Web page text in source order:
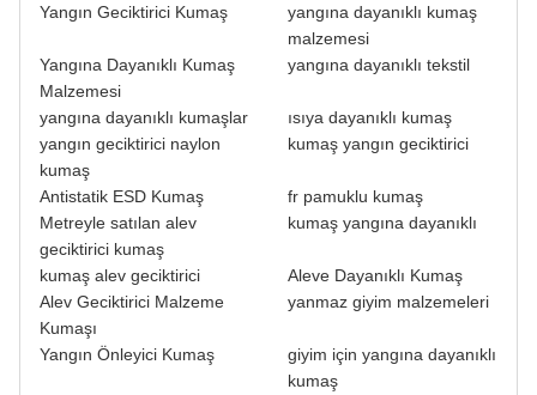
Yangın Geciktirici Kumaş
yangına dayanıklı kumaş
malzemesi
Yangına Dayanıklı Kumaş
Malzemesi
yangına dayanıklı tekstil
yangına dayanıklı kumaşlar
ısıya dayanıklı kumaş
yangın geciktirici naylon
kumaş
kumaş yangın geciktirici
Antistatik ESD Kumaş
fr pamuklu kumaş
Metreyle satılan alev
geciktirici kumaş
kumaş yangına dayanıklı
kumaş alev geciktirici
Aleve Dayanıklı Kumaş
Alev Geciktirici Malzeme
Kumaşı
yanmaz giyim malzemeleri
Yangın Önleyici Kumaş
giyim için yangına dayanıklı
kumaş